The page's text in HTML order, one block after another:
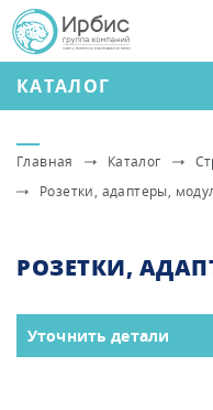
КАТАЛОГ
Главная Каталог
Розетки, адаптеры,
Уточнить детали
РОЗЕТКИ,